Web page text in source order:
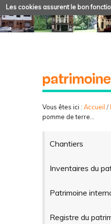
Les cookies assurent le bon
Vous êtes ici : Accueil /
pomme de terre…
Chantiers
Inventaires du
Patrimoine
Registre du